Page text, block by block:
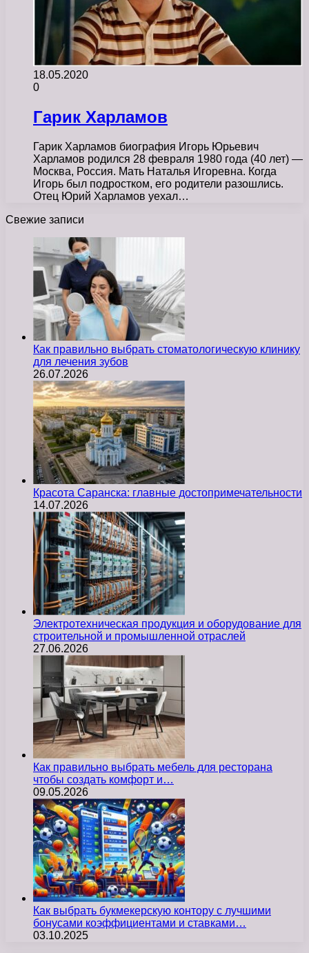
18.05.2020
0
Гарик Харламов
Гарик Харламов биография Игорь Юрьевич
Харламов родился 28 февраля 1980 года (40 лет) —
Москва, Россия. Мать Наталья Игоревна. Когда
Игорь был подростком, его родители разошлись.
Отец Юрий Харламов уехал…
Свежие записи
Как правильно выбрать стоматологическую клинику
для лечения зубов
26.07.2026
Красота Саранска: главные достопримечательности
14.07.2026
Электротехническая продукция и оборудование для
строительной и промышленной отраслей
27.06.2026
Как правильно выбрать мебель для ресторана
чтобы создать комфорт и…
09.05.2026
Как выбрать букмекерскую контору с лучшими
бонусами коэффициентами и ставками…
03.10.2025